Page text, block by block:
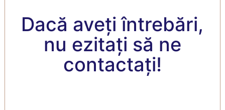
Dacă aveți întrebări,
nu ezitați să ne
contactați!